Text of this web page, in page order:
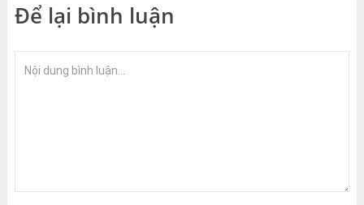
Để lại bình luận